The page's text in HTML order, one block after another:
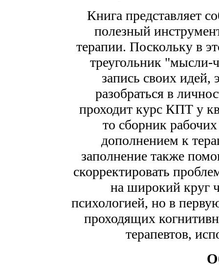
Книга представляет
полезный
терапии. Поскольку в
треугольник "мысли-
запись своих
разобраться в
проходит курс КПТ у
то сборник
дополнением к
заполнение также
скорректировать
на широкий круг
психологией, но в
проходящих
терапевтов,